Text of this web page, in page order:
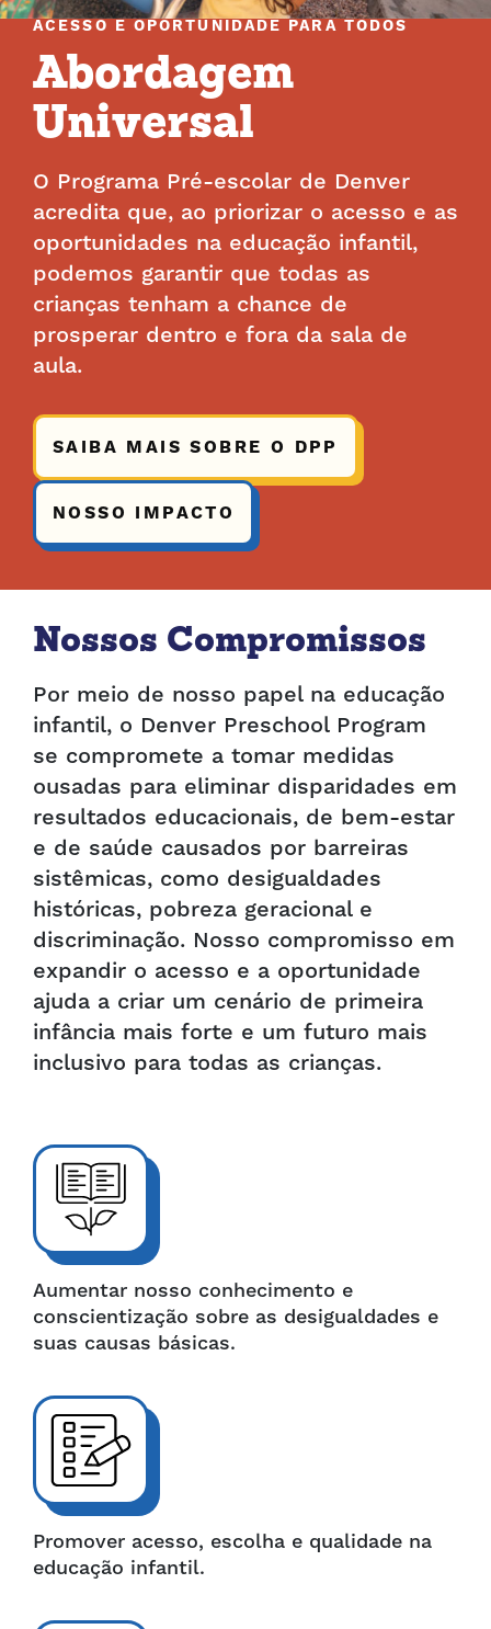
ACESSO E OPORTUNIDADE PARA TODOS
Abordagem
Universal
O Programa Pré-escolar de Denver
acredita que, ao priorizar o acesso e as
oportunidades na educação infantil,
podemos garantir que todas as
crianças tenham a chance de
prosperar dentro e fora da sala de
aula.
SAIBA MAIS SOBRE O DPP
NOSSO IMPACTO
Nossos Compromissos
Por meio de nosso papel na educação
infantil, o Denver Preschool Program
se compromete a tomar medidas
ousadas para eliminar disparidades em
resultados educacionais, de bem-estar
e de saúde causados por barreiras
sistêmicas, como desigualdades
históricas, pobreza geracional e
discriminação. Nosso compromisso em
expandir o acesso e a oportunidade
ajuda a criar um cenário de primeira
infância mais forte e um futuro mais
inclusivo para todas as crianças.
Aumentar nosso conhecimento e
conscientização sobre as desigualdades e
suas causas básicas.
Promover acesso, escolha e qualidade na
educação infantil.